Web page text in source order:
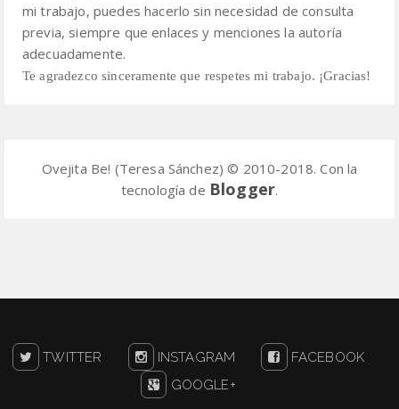
mi trabajo, puedes hacerlo sin necesidad de consulta
previa, siempre que enlaces y menciones la autoría
adecuadamente.
Te agradezco sinceramente que respetes mi trabajo. ¡Gracias!
Ovejita Be! (Teresa Sánchez) © 2010-2018. Con la
tecnología de Blogger.
TWITTER INSTAGRAM
FACEBOOK
GOOGLE+